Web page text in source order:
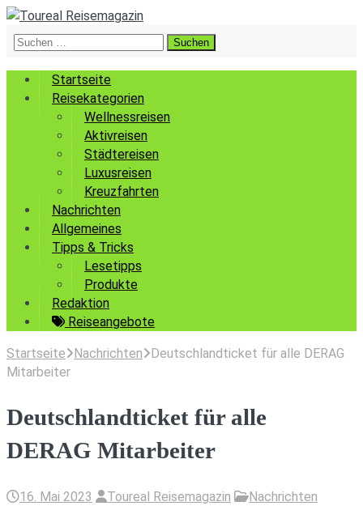
Suchen
Startseite
Reisekategorien
Wellnessreisen
Aktivreisen
Städtereisen
Luxusreisen
Kreuzfahrten
Nachrichten
Allgemeines
Tipps & Tricks
Lesetipps
Produkte
Redaktion
Reiseangebote
Startseite Nachrichten
Deutschlandticket für alle DERAG
Mitarbeiter
Deutschlandticket für alle
DERAG Mitarbeiter
16. Mai 2023 Toureal Reisemagazin Nachrichten